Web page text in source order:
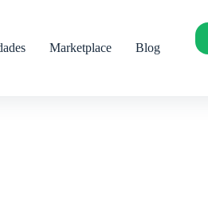
Marketplace Blog